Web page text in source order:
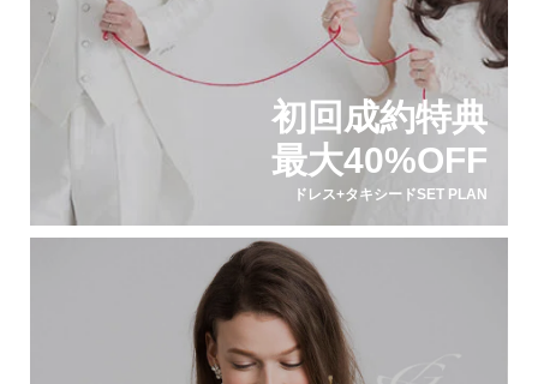
初回成約特典
最大40%OFF
ドレス+タキシードSET PLAN